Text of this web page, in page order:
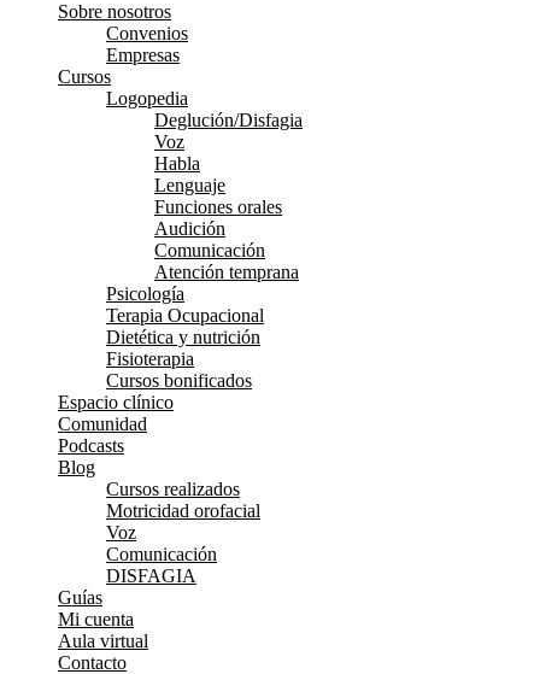
Sobre nosotros
Convenios
Empresas
Cursos
Logopedia
Deglución/Disfagia
Voz
Habla
Lenguaje
Funciones orales
Audición
Comunicación
Atención temprana
Psicología
Terapia Ocupacional
Dietética y nutrición
Fisioterapia
Cursos bonificados
Espacio clínico
Comunidad
Podcasts
Blog
Cursos realizados
Motricidad orofacial
Voz
Comunicación
DISFAGIA
Guías
Mi cuenta
Aula virtual
Contacto